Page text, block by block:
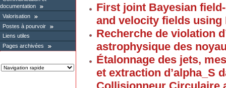
documentation
Valorisation
Postes à pourvoir
Liens utiles
Pages archivées
First joint Bayesian
and velocity fields using
Recherche de violation
astrophysique des
Étalonnage des jets,
et extraction d’alpha_S